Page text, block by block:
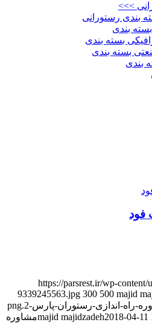
>>>
بندی رستورانی
بندی
بسته بندی
بسته بندی
بندی
https://parsrest.ir/wp-
9339245563.jpg 300 500 majid
majid majidzadeh2018-04-
مشاوره